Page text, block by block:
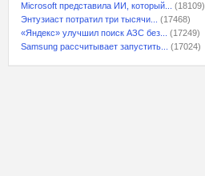
Microsoft представила ИИ, который...
(18109)
Энтузиаст потратил три тысячи...
(17468)
«Яндекс» улучшил поиск АЗС без...
(17249)
Samsung рассчитывает запустить...
(17024)